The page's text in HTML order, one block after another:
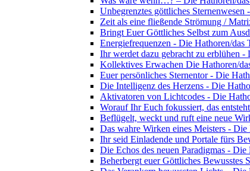
Unbegrenztes göttliches Sternenwesen
Zeit als eine fließende Strömung /
Bringt Euer Göttliches Selbst zum
Energiefrequenzen - Die Hathoren/das
Ihr werdet dazu gebracht zu erblühen -
Kollektives Erwachen Die Hathoren/
Euer persönliches Sternentor - Die
Die Intelligenz des Herzens - Die
Aktivatoren von Lichtcodes - Die
Worauf Ihr Euch fokussiert, das
Beflügelt, weckt und ruft eine neue
Das wahre Wirken eines Meisters - Die
Ihr seid Einladende und Portale fürs
Die Echos des neuen Paradigmas - Die
Beherbergt euer Göttliches Bewusstes